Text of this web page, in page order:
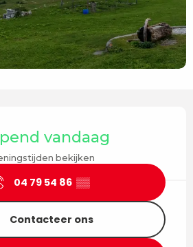
vandaag
bekijken
04 79 54 86 ▒▒
Contacteer ons